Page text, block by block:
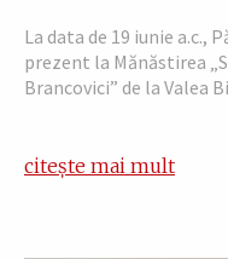
La data de 19 iunie a.c.,
prezent la Mănăstirea
Brancovici” de la Valea
citește mai mult